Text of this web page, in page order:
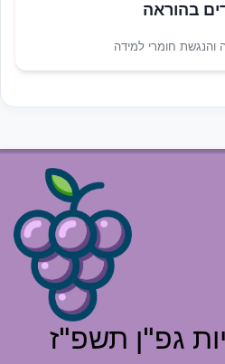
בהוראה
והנגשת חומרי למידה
גפ"ן תשפ"ז